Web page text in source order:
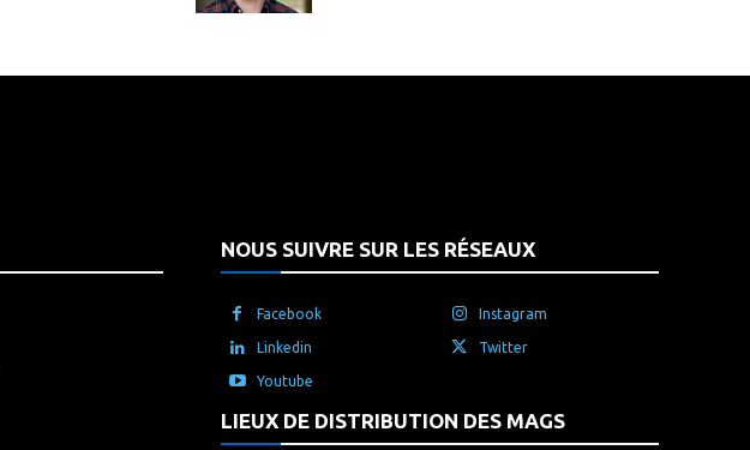
NOUS SUIVRE SUR LES RÉSEAUX
Facebook Instagram
Linkedin Twitter
Youtube
LIEUX DE DISTRIBUTION DES MAGS